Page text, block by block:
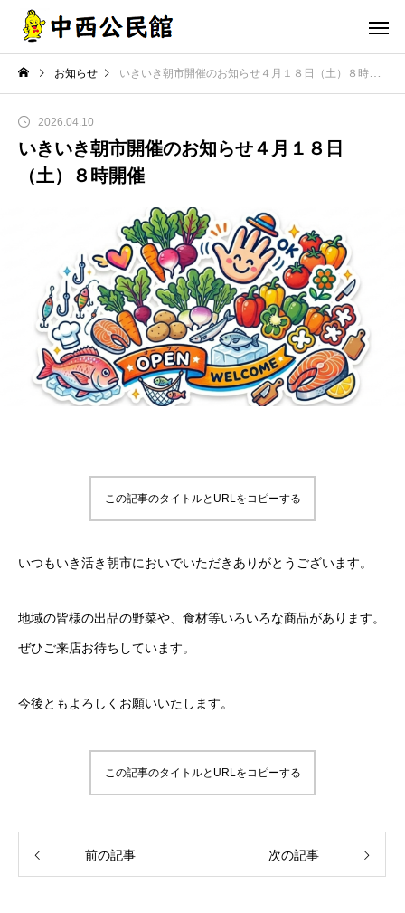
お知らせ いきいき朝市開催のお知らせ４月１８日（土）８時開催
いきいき朝市開催のお知らせ４月１８日
（土）８時開催
2026.04.10
この記事のタイトルとURLをコピーする
いつもいき活き朝市においでいただきありがとうございます。
地域の皆様の出品の野菜や、食材等いろいろな商品があります。
ぜひご来店お待ちしています。
今後ともよろしくお願いいたします。
この記事のタイトルとURLをコピーする
前の記事 次の記事